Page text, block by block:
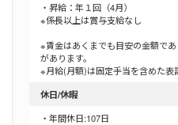
・昇給：年１回（4月）
※係長以上は賞与支給なし
※賃金はあくまでも目安の金額で
があります。
※月給(月額)は固定手当を含めた表
休日/休暇
・年間休日:107日